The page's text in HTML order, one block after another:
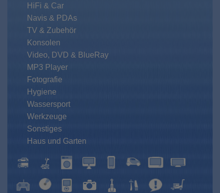
HiFi & Car
Navis & PDAs
TV & Zubehör
Konsolen
Video, DVD & BlueRay
MP3 Player
Fotografie
Hygiene
Wassersport
Werkzeuge
Sonstiges
Haus und Garten